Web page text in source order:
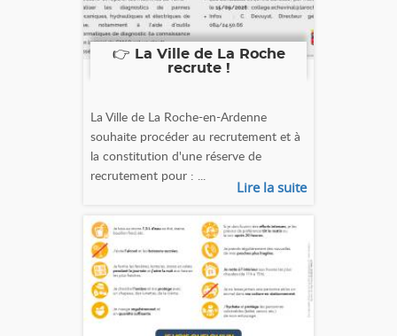
👉 La Ville de La Roche
recrute !
La Ville de La Roche-en-Ardenne
souhaite procéder au recrutement et à
la constitution d'une réserve de
recrutement pour : ...
Lire la suite